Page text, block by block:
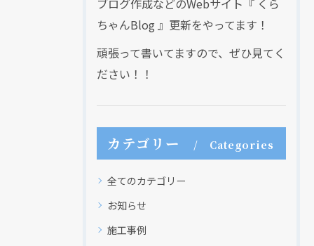
ちゃんBlog 』更新をやってます！
頑張って書いてますので、ぜひ見てく
ださい！！
カテゴリー Categories
全てのカテゴリー
お知らせ
施工事例